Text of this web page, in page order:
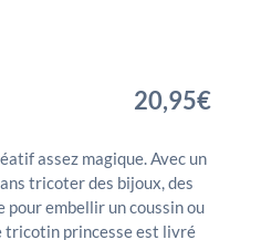
20,95€
assez magique. Avec un
tricoter des bijoux, des
pour embellir un coussin ou
tricotin princesse est livré